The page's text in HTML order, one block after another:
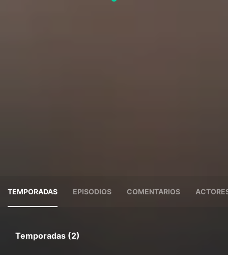
TEMPORADAS EPISODIOS COMENTARIOS
Temporadas (2)